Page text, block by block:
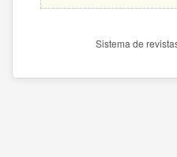
Sistema de